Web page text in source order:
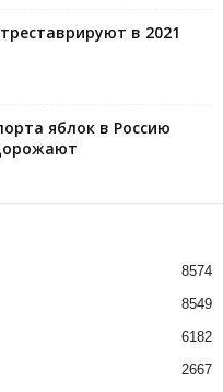
в 2021
яблок в Россию
8574
8549
6182
2667